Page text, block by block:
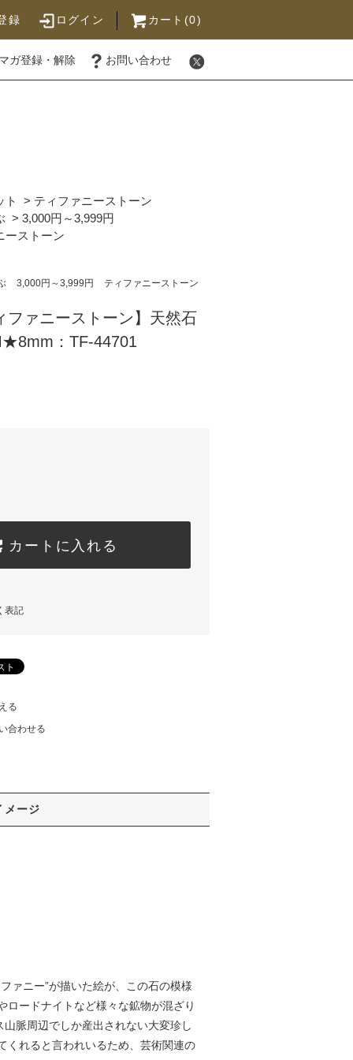
録 ログイン カート(0)
ガ登録・解除 お問い合わせ
ト > ティファニーストーン
> 3,000円～3,999円
ーストーン
3,000円～3,999円 ティファニーストーン
ァニーストーン】天然石
：TF-44701
カートに入れる
表記
る
合わせる
メージ
ァニー”が描いた絵が、この石の模様
ードナイトなど様々な鉱物が混ざり
脈周辺でしか産出されない大変珍し
くれると言われいるため、芸術関連の